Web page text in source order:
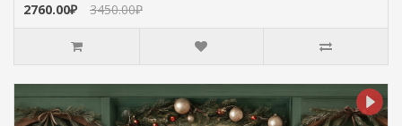
2760.00₽ 3450.00₽